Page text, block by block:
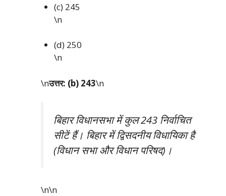
(c) 245
\n
(d) 250
\n
\nउत्तर: (b) 243\n
बिहार विधानसभा में कुल 243 निर्वाचित
सीटें हैं। बिहार में द्विसदनीय विधायिका है
(विधान सभा और विधान परिषद)।
\n\n